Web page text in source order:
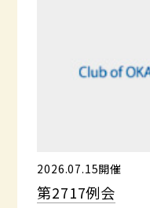
2026.07.15開催
第2717例会